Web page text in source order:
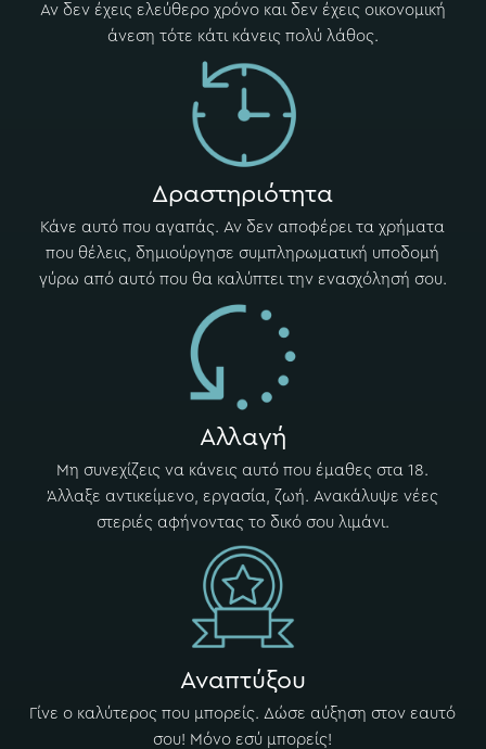
Αν δεν έχεις ελεύθερο χρόνο και δεν έχεις οικονομική
άνεση τότε κάτι κάνεις πολύ λάθος.
Δραστηριότητα
Κάνε αυτό που αγαπάς. Αν δεν αποφέρει τα χρήματα
που θέλεις, δημιούργησε συμπληρωματική υποδομή
γύρω από αυτό που θα καλύπτει την ενασχόλησή σου.
Αλλαγή
Μη συνεχίζεις να κάνεις αυτό που έμαθες στα 18.
Άλλαξε αντικείμενο, εργασία, ζωή. Ανακάλυψε νέες
στεριές αφήνοντας το δικό σου λιμάνι.
Αναπτύξου
Γίνε ο καλύτερος που μπορείς. Δώσε αύξηση στον εαυτό
σου! Μόνο εσύ μπορείς!